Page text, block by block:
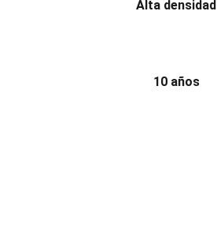
Alta densidad
10 años